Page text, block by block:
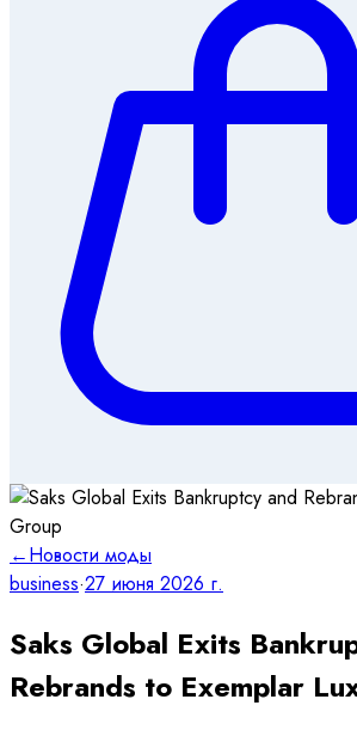
←Новости моды
business·27 июня 2026 г.
Saks Global Exits
Rebrands to Exemplar